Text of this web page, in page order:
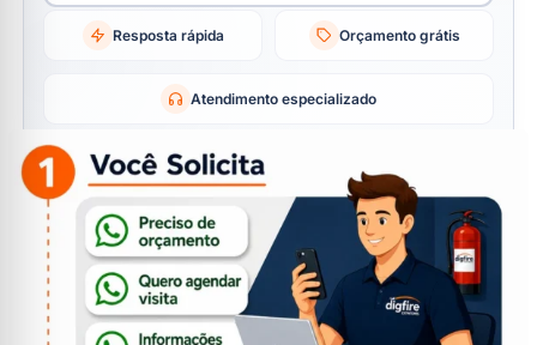
Resposta rápida Orçamento grátis
Atendimento especializado